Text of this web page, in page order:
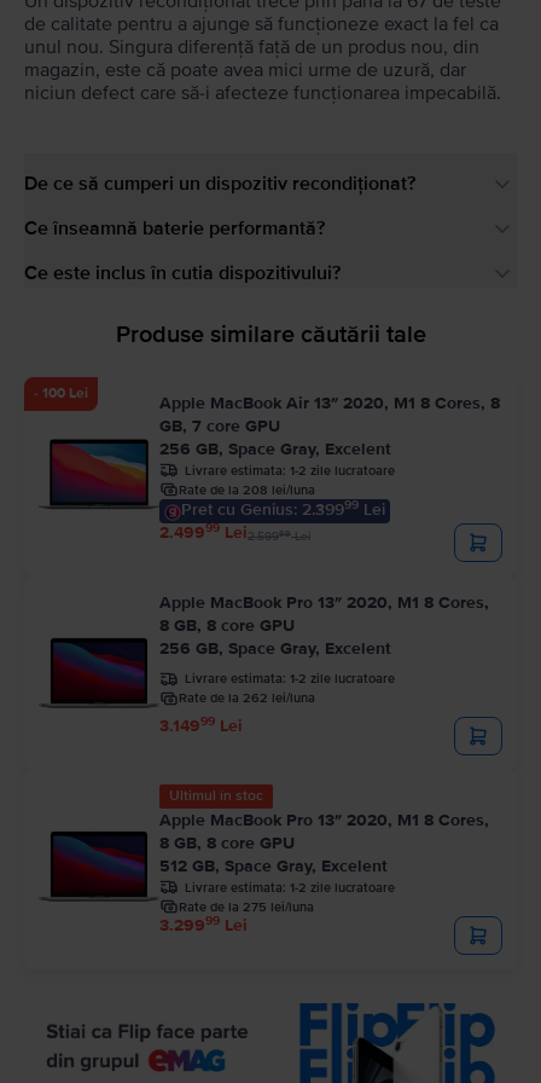
de calitate pentru a ajunge să funcționeze exact la fel ca
unul nou. Singura diferență față de un produs nou, din
magazin, este că poate avea mici urme de uzură, dar
niciun defect care să-i afecteze funcționarea impecabilă.
De ce să cumperi un dispozitiv recondiționat?
Ce înseamnă baterie performantă?
Ce este inclus în cutia dispozitivului?
Produse similare căutării tale
- 100 Lei
Apple MacBook Air 13″ 2020, M1 8 Cores, 8
GB, 7 core GPU
256 GB, Space Gray, Excelent
Livrare estimata: 1-2 zile lucratoare
Rate de la 208 lei/luna
Pret cu Genius: 2.39999 Lei
2.49999 Lei2.59999Lei
Apple MacBook Pro 13″ 2020, M1 8 Cores,
8 GB, 8 core GPU
256 GB, Space Gray, Excelent
Livrare estimata: 1-2 zile lucratoare
Rate de la 262 lei/luna
3.14999 Lei
Ultimul în stoc
Apple MacBook Pro 13″ 2020, M1 8 Cores,
8 GB, 8 core GPU
512 GB, Space Gray, Excelent
Livrare estimata: 1-2 zile lucratoare
Rate de la 275 lei/luna
3.29999 Lei